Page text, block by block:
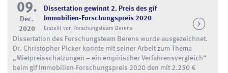
09.
Dec.
2020
Dissertation gewinnt 2. Preis des gif
Immobilien-Forschungspreis 2020
Erstellt von Forschungsteam Berens
Dissertation des Forschungsteam Berens wurde ausgezeichnet.
Dr. Christopher Picker konnte mit seiner Arbeit zum Thema
„Mietpreisschätzungen – ein empirischer Verfahrensvergleich“
beim gif Immobilien-Forschungspreis 2020 den mit 2.250 €